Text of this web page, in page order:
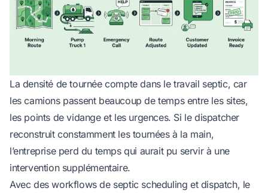
La densité de tournée compte dans le travail septic, car
les camions passent beaucoup de temps entre les sites,
les points de vidange et les urgences. Si le dispatcher
reconstruit constamment les tournées à la main,
l’entreprise perd du temps qui aurait pu servir à une
intervention supplémentaire.
Avec desworkflows de septic scheduling et dispatch, le